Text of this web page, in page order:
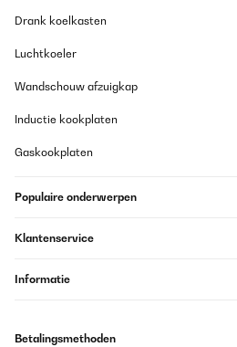
Drank koelkasten
Luchtkoeler
Wandschouw afzuigkap
Inductie kookplaten
Gaskookplaten
Populaire onderwerpen
Klantenservice
Informatie
Betalingsmethoden